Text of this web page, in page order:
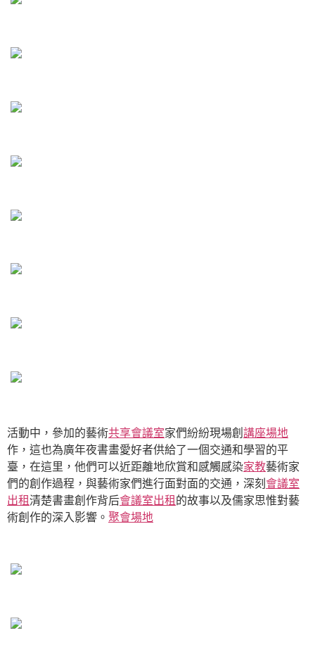
活動中，參加的藝術共享會議室家們紛紛現場創 講座場地
作，這也為廣年夜書畫愛好者供給了一個交通和學習的平
臺，在這里，他們可以近距離地欣賞和感觸感染家教藝術家
們的創作過程，與藝術家們進行面對面的交通，深刻會議室
出租清楚書畫創作背后會議室出租的故事以及儒家思惟對藝
術創作的深入影響。 聚會場地